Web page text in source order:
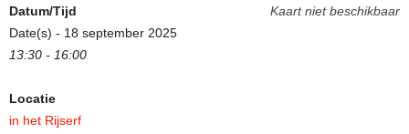
Kaart niet beschikbaar
Datum/Tijd
Date(s) - 18 september 2025
13:30 - 16:00
Locatie
in het Rijserf